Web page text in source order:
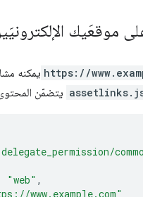
موقعَيك
https:// يمكنه
يتضمّن المحتوى
"web" ,
www.example.com"